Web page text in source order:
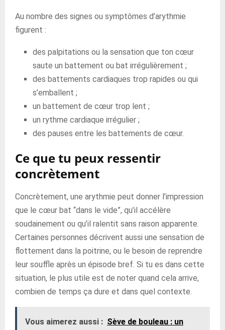
Au nombre des signes ou symptômes d’arythmie
figurent :
des palpitations ou la sensation que ton cœur
saute un battement ou bat irrégulièrement ;
des battements cardiaques trop rapides ou qui
s’emballent ;
un battement de cœur trop lent ;
un rythme cardiaque irrégulier ;
des pauses entre les battements de cœur.
Ce que tu peux ressentir
concrètement
Concrètement, une arythmie peut donner l’impression
que le cœur bat “dans le vide”, qu’il accélère
soudainement ou qu’il ralentit sans raison apparente.
Certaines personnes décrivent aussi une sensation de
flottement dans la poitrine, ou le besoin de reprendre
leur souffle après un épisode bref. Si tu es dans cette
situation, le plus utile est de noter quand cela arrive,
combien de temps ça dure et dans quel contexte.
Vous aimerez aussi : Sève de bouleau : un